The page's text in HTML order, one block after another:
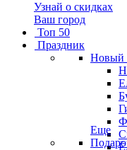
Узнай о скидках
Ваш город
Топ 50
Праздник
Новый
Еще